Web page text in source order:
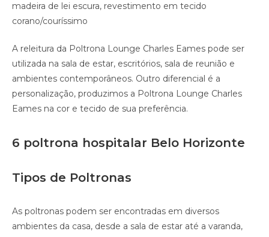
madeira de lei escura, revestimento em tecido
corano/couríssimo
A releitura da Poltrona Lounge Charles Eames pode ser
utilizada na sala de estar, escritórios, sala de reunião e
ambientes contemporâneos. Outro diferencial é a
personalização, produzimos a Poltrona Lounge Charles
Eames na cor e tecido de sua preferência.
6 poltrona hospitalar Belo Horizonte
Tipos de Poltronas
As poltronas podem ser encontradas em diversos
ambientes da casa, desde a sala de estar até a varanda,